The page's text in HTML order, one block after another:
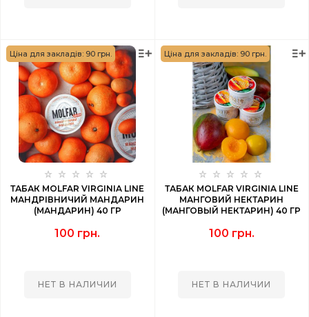
Ціна для закладів: 90 грн.
ТАБАК MOLFAR VIRGINIA LINE
МАНДРІВНИЧИЙ МАНДАРИН
(МАНДАРИН) 40 ГР
100 грн.
НЕТ В НАЛИЧИИ
Ціна для закладів: 90 грн.
ТАБАК MOLFAR VIRGINIA LINE
МАНГОВИЙ НЕКТАРИН
(МАНГОВЫЙ НЕКТАРИН) 40 ГР
100 грн.
НЕТ В НАЛИЧИИ